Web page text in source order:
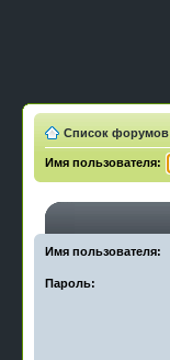
Список форумов
Имя пользователя:
Имя пользователя:
Пароль: